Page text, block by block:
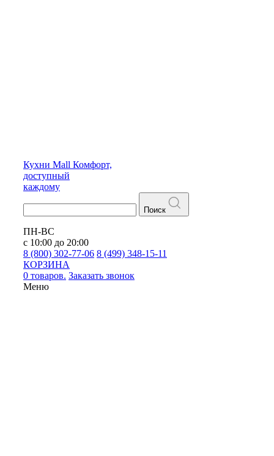
Кухни Mall Комфорт,
доступный
каждому
Поиск
ПН-ВС
с 10:00 до 20:00
8 (800) 302-77-06 8 (499) 348-15-11
КОРЗИНА
0 товаров. Заказать звонок
Меню